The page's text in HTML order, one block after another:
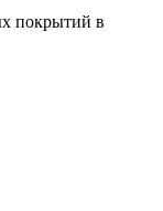
покрытий в